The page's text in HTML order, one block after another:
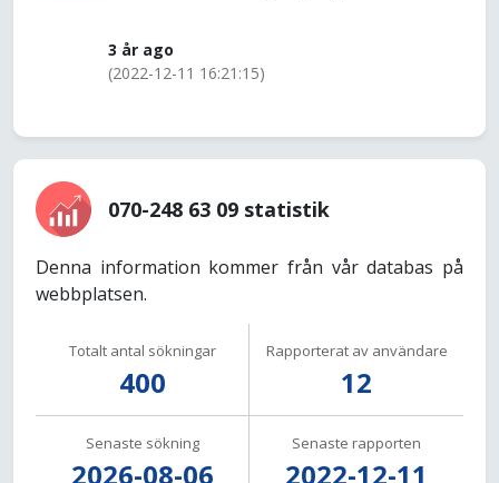
3 år ago
(2022-12-11 16:21:15)
070-248 63 09 statistik
Denna information kommer från vår databas på
webbplatsen.
Totalt antal sökningar
400
Rapporterat av användare
12
Senaste sökning
2026-08-06
Senaste rapporten
2022-12-11